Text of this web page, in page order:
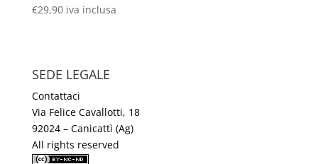
€29,90 iva inclusa
SEDE LEGALE
Contattaci
Via Felice Cavallotti, 18
92024 – Canicattì (Ag)
All rights reserved